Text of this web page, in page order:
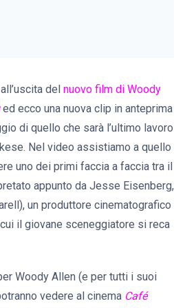
del nuovo film di Woody
ed ecco una nuova clip in anteprima
di quello che sarà l’ultimo lavoro
Nel video assistiamo a quello
uno dei primi faccia a faccia tra il
appunto da Jesse Eisenberg,
un produttore cinematografico
il giovane sceneggiatore si reca
Woody Allen (e per tutti i suoi
vedere al cinema Café